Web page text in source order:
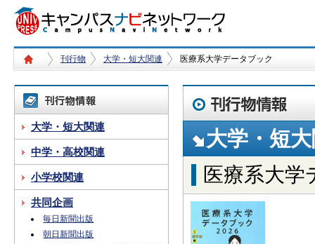
刊行物 大学・短大関連 医療系大学データブック
大学・短大関連
中学・高校関連
小学校関連
共同企画
毎日新聞出版
朝日新聞出版
大学・短
医療系大学